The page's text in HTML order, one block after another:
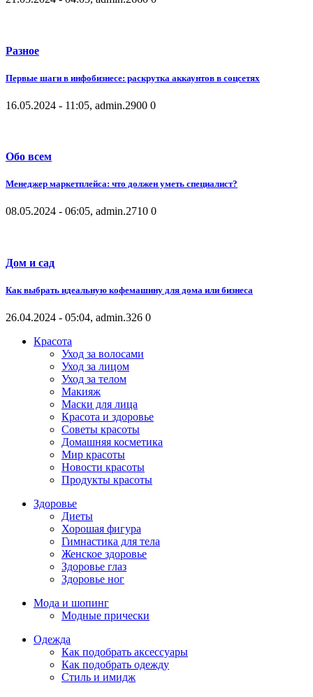
Разное
Первые шаги в инфобизнесе: раскрутка аккаунтов в соцсетях
16.05.2024 - 11:05, admin.2900 0
Обо всем
Менеджер маркетплейса: что должен уметь специалист?
08.05.2024 - 06:05, admin.2710 0
Дом и сад
Как выбрать идеальную кофемашину для дома или бизнеса
26.04.2024 - 05:04, admin.326 0
Красота
Уход за волосами
Уход за лицом
Уход за телом
Макияж
Маски для лица
Красота и здоровье
Советы красоты
Домашняя косметика
Мир красоты
Новости красоты
Продукты красоты
Здоровье
Диеты
Хорошая фигура
Гимнастика для тела
Женское здоровье
Здоровье глаз
Здоровье ног
Мода и шопинг
Модные прически
Одежда
Как подобрать аксессуары
Как подобрать одежду
Стиль и имидж